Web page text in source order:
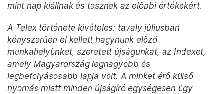
mint nap kiállnak és tesznek az előbbi értékekért.
A Telex története kivételes: tavaly júliusban
kényszerűen el kellett hagynunk előző
munkahelyünket, szeretett újságunkat, az Indexet,
amely Magyarország legnagyobb és
legbefolyásosabb lapja volt. A minket érő külső
nyomás miatt minden újságíró egységesen úgy